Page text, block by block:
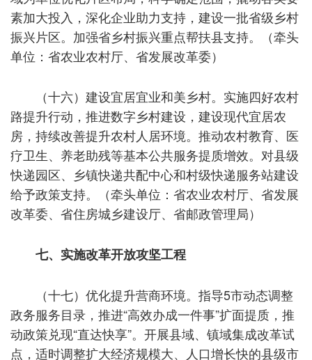
素加大投入，深化企业助力支持，建设一批省级乡村
振兴片区。加强省乡村振兴重点帮扶县支持。（牵头
单位：省农业农村厅、省发展改革委）
（十六）建设宜居宜业和美乡村。实施四好农村
路提升行动，推进数字乡村建设，建设现代宜居农
房，持续改善提升农村人居环境。推动农村教育、医
疗卫生、养老助残等基本公共服务提质增效。对县级
快递园区、乡镇快递共配中心和村级快递服务站建设
给予政策支持。（牵头单位：省农业农村厅、省发展
改革委、省住房城乡建设厅、省邮政管理局）
七、实施改革开放攻坚工程
（十七）优化提升营商环境。指导5市动态调整
政务服务目录，推进“高效办成一件事”扩面提质，推
动政策兑现“直达快享”。开展县域、镇域集成改革试
点，适时调整扩大经济规模大、人口增长快的县级市